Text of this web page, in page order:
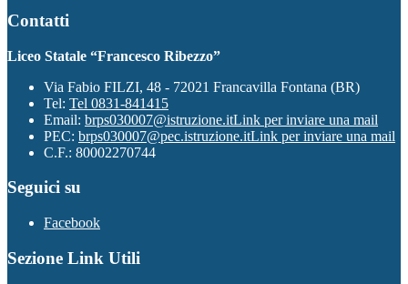
Contatti
Liceo Statale “Francesco Ribezzo”
Via Fabio FILZI, 48 - 72021 Francavilla Fontana (BR)
Tel: Tel 0831-841415
Email: brps030007@istruzione.itLink per inviare una mail
PEC: brps030007@pec.istruzione.itLink per inviare una mail
C.F.: 80002270744
Seguici su
Facebook
Sezione Link Utili